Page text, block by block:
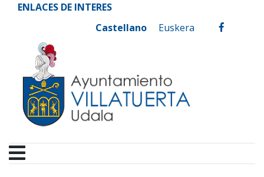
Ir al contenido
Ayuntamiento de
ENLACES DE INTERES
Castellano
Euskera facebook